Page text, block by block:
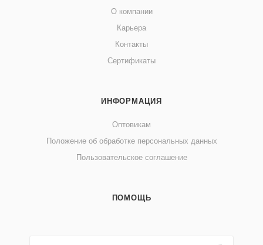
О компании
Карьера
Контакты
Сертификаты
ИНФОРМАЦИЯ
Оптовикам
Положение об обработке персональных данных
Пользовательское соглашение
ПОМОЩЬ